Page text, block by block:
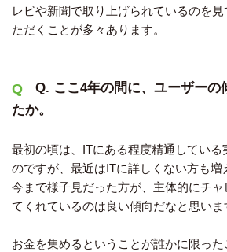
レビや新聞で取り上げられているのを
ただくことが多々あります。
Q. ここ4年の間に、ユーザーの
たか。
最初の頃は、ITにある程度精通している
のですが、最近はITに詳しくない方も増
今まで様子見だった方が、主体的にチ
てくれているのは良い傾向だなと思いま
お金を集めるということが誰かに限った